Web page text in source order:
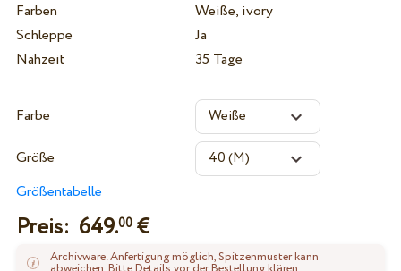
Farben
Weiße, ivory
Schleppe
Ja
Nähzeit
35 Tage
Farbe
Größe
Größentabelle
Preis: 649.00€
Archivware. Anfertigung möglich, Spitzenmuster kann